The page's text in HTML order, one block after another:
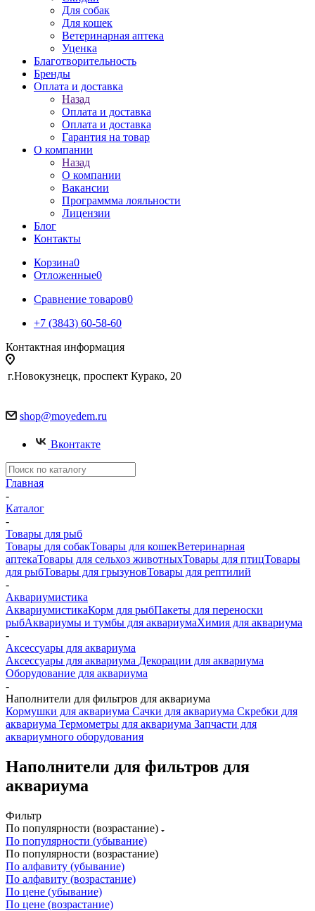
Для собак
Для кошек
Ветеринарная аптека
Уценка
Благотворительность
Бренды
Оплата и доставка
Назад
Оплата и доставка
Оплата и доставка
Гарантия на товар
О компании
Назад
О компании
Вакансии
Программма лояльности
Лицензии
Блог
Контакты
Корзина0
Отложенные0
Сравнение товаров0
+7 (3843) 60-58-60
Контактная информация
г.Новокузнецк, проспект Курако, 20
shop@moyedem.ru
Вконтакте
Главная
-
Каталог
-
Товары для рыб
Товары для собакТовары для кошекВетеринарная
аптекаТовары для сельхоз животныхТовары для птицТовары
для рыбТовары для грызуновТовары для рептилий
-
Аквариумистика
АквариумистикаКорм для рыбПакеты для переноски
рыбАквариумы и тумбы для аквариумаХимия для аквариума
-
Аксессуары для аквариума
Аксессуары для аквариума Декорации для аквариума
Оборудование для аквариума
-
Наполнители для фильтров для аквариума
Кормушки для аквариума Сачки для аквариума Скребки для
аквариума Термометры для аквариума Запчасти для
аквариумного оборудования
Наполнители для фильтров для
аквариума
Фильтр
По популярности (возрастание)
По популярности (убывание)
По популярности (возрастание)
По алфавиту (убывание)
По алфавиту (возрастание)
По цене (убывание)
По цене (возрастание)